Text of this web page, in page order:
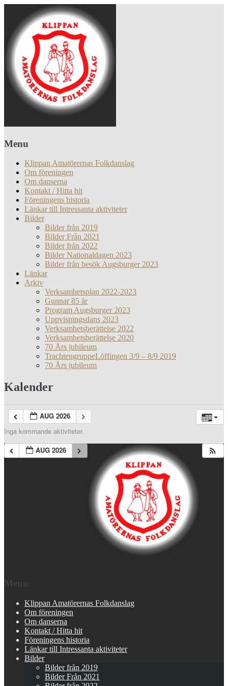
Menu
Klippan Amatörernas Folkdanslag
Om föreningen
Om danserna
Kontakt / Hitta hit
Föreningens historia
Länkar till Intressanta aktiviteter
Bilder
Bilder från 2019
Bilder Från 2021
Bilder från 2022
Bilder Nationaldagen 2023
Bilder från besök Augsburger 2023
Länkar
Arkiv
Verksamhetsplan 2022-2023
Gunnar 85 år
Program Augsburger 2023
Uppvisningsdans 2023
Verksamhetsberättelse 2022
Verksamhetsberättelse 2020
70 Års jubileum
TrachtengruppeLöffingen 3/9 – 8/9 2019
70 Års jubileum
Kalender
AUG 2026
Inga kommande aktiviteter.
AUG 2026
Menu
Klippan Amatörernas Folkdanslag
Om föreningen
Om danserna
Kontakt / Hitta hit
Föreningens historia
Länkar till Intressanta aktiviteter
Bilder
Bilder från 2019
Bilder Från 2021